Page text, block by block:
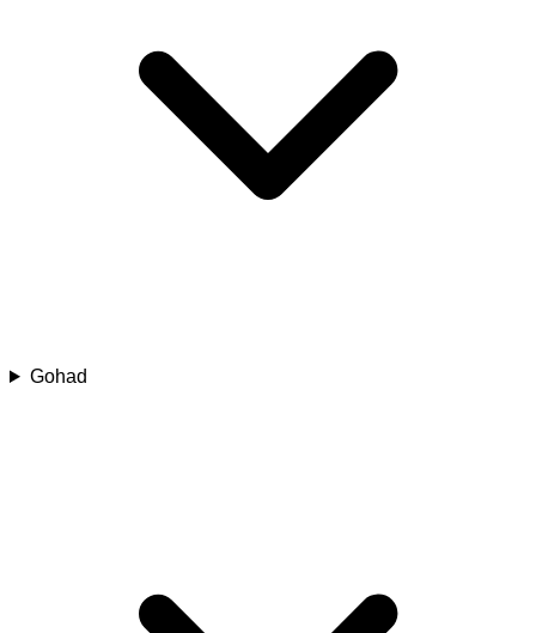
Gohad